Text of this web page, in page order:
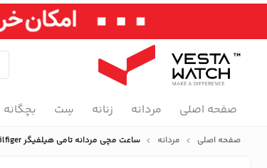
صفحه اصلی مردانه زنانه سِت بچگانه
صفحه اصلی مردانه ساعت مچی مردانه تامی هیلفیگر Tommy Hilfiger مدل 1791422